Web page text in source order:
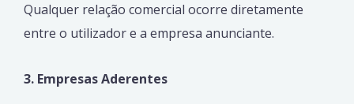
Qualquer relação comercial ocorre diretamente
entre o utilizador e a empresa anunciante.
3. Empresas Aderentes